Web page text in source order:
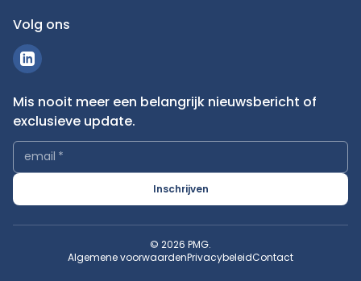
Volg ons
Mis nooit meer een belangrijk nieuwsbericht of
exclusieve update.
email *
Inschrijven
© 2026 PMG.
Algemene voorwaardenPrivacybeleidContact